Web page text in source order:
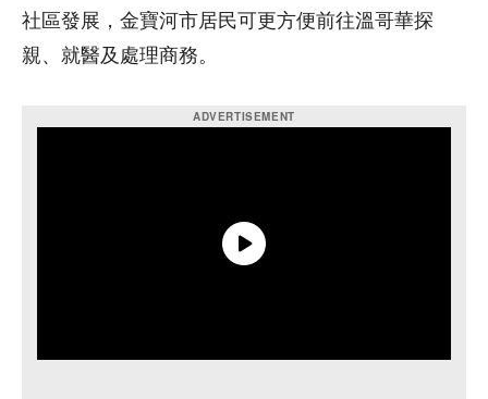
社區發展， 金寶河市居民可更方便前往溫哥華探
親、就醫及處理商務。